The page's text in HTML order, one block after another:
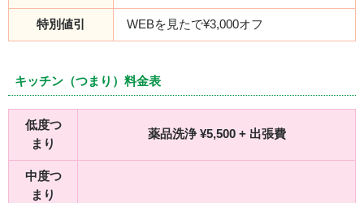
特別値引 WEBを見たで¥3,000オフ
キッチン（つまり）料金表
低度つ
まり
薬品洗浄 ¥5,500 + 出張費
中度つ
まり